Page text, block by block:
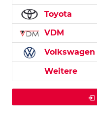
Toyota
VDM
Volkswagen
Weitere